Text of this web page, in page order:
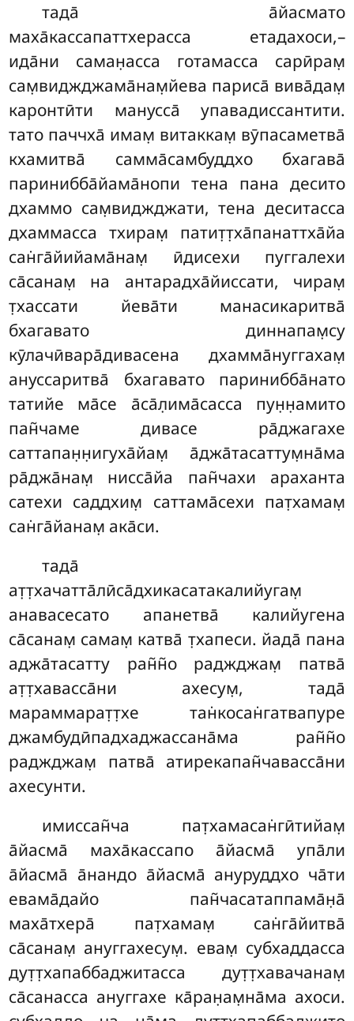
тада̄ а̄йасмато
маха̄кассапаттхерасса етадахоси,–
ида̄ни саман̣асса готамасса сарӣрам̣
сам̣виджджама̄нам̣йева париса̄ вива̄дам̣
каронтӣти манусса̄ упавадиссантити.
тато паччха̄ имам̣ витаккам̣ вӯпасаметва̄
кхамитва̄ самма̄самбуддхо бхагава̄
паринибба̄йама̄нопи тена пана десито
дхаммо сам̣виджджати, тена деситасса
дхаммасса тхирам̣ патит̣т̣ха̄панаттха̄йа
сан̇га̄йийама̄нам̣ ӣдисехи пуггалехи
са̄санам̣ на антарадха̄йиссати, чирам̣
т̣хассати йева̄ти манасикаритва̄
бхагавато диннапам̣су
кӯлачӣвара̄дивасена дхамма̄нуггахам̣
ануссаритва̄ бхагавато паринибба̄нато
татийе ма̄се а̄са̄л̣има̄сасса пун̣н̣амито
пан̃чаме дивасе ра̄джагахе
саттапан̣н̣игуха̄йам̣ а̄джа̄тасаттум̣на̄ма
ра̄джа̄нам̣ нисса̄йа пан̃чахи араханта
сатехи саддхим̣ саттама̄сехи пат̣хамам̣
сан̇га̄йанам̣ ака̄си.
тада̄
ат̣т̣хачатта̄лӣса̄дхикасатакалийугам̣
анавасесато апанетва̄ калийугена
са̄санам̣ самам̣ катва̄ т̣хапеси. йада̄ пана
аджа̄тасатту ран̃н̃о раджджам̣ патва̄
ат̣т̣хавасса̄ни ахесум̣, тада̄
мараммарат̣т̣хе тан̇косан̇гатвапуре
джамбудӣпадхаджассана̄ма ран̃н̃о
раджджам̣ патва̄ атирекапан̃чавасса̄ни
ахесунти.
имиссан̃ча пат̣хамасан̇гӣтийам̣
а̄йасма̄ маха̄кассапо а̄йасма̄ упа̄ли
а̄йасма̄ а̄нандо а̄йасма̄ ануруддхо ча̄ти
евама̄дайо пан̃часатаппама̄н̣а̄
маха̄тхера̄ пат̣хамам̣ сан̇га̄йитва̄
са̄санам̣ ануггахесум̣. евам̣ субхаддасса
дут̣т̣хапаббаджитасса дут̣т̣хавачанам̣
са̄санасса ануггахе ка̄ран̣ам̣на̄ма ахоси.